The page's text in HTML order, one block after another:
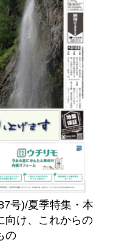
号)/夏季特集・本
向け、これからの
の